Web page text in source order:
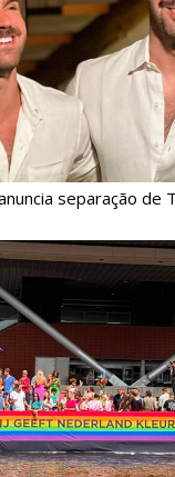
separação de